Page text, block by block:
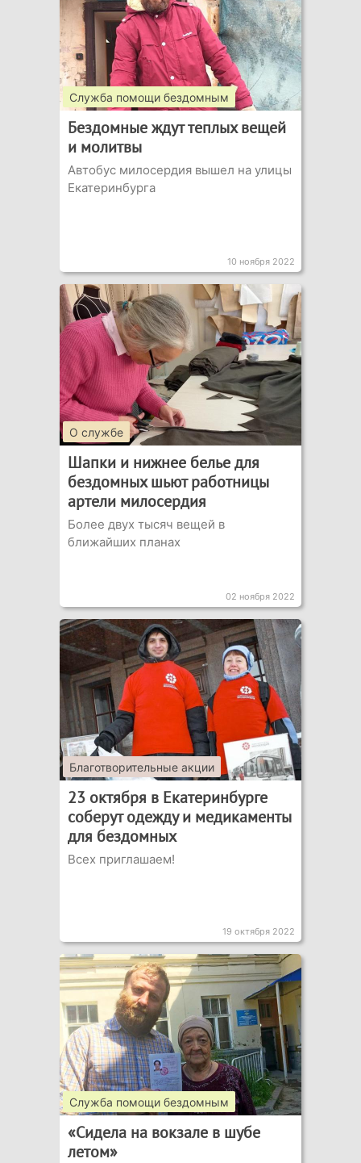
Служба помощи бездомным
Бездомные ждут теплых вещей
и молитвы
Автобус милосердия вышел на улицы
Екатеринбурга
10 ноября 2022
О службе
Шапки и нижнее белье для
бездомных шьют работницы
артели милосердия
Более двух тысяч вещей в
ближайших планах
02 ноября 2022
Благотворительные акции
23 октября в Екатеринбурге
соберут одежду и медикаменты
для бездомных
Всех приглашаем!
19 октября 2022
Служба помощи бездомным
«Сидела на вокзале в шубе
летом»